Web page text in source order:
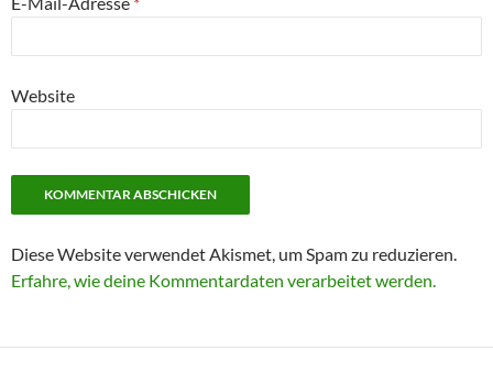
Website
Diese Website verwendet Akismet, um Spam zu reduzieren.
Erfahre, wie deine Kommentardaten verarbeitet werden.